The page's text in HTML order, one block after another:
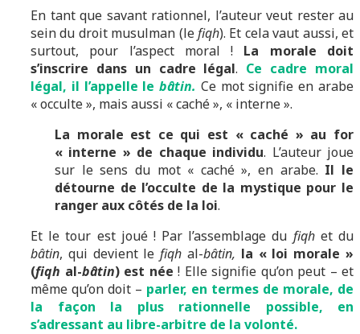
En tant que savant rationnel, l’auteur veut rester au
sein du droit musulman (lefiqh). Et cela vaut aussi, et
surtout, pour l’aspect moral ! La morale doit
s’inscrire dans un cadre légal. Ce cadre moral
légal, il l’appelle lebâtin. Ce mot signifie en arabe
« occulte », mais aussi « caché », « interne ».
La morale est ce qui est « caché » au for
« interne » de chaque individu. L’auteur joue
sur le sens du mot « caché », en arabe. Il le
détourne de l’occulte de la mystique pour le
ranger aux côtés de la loi.
Et le tour est joué ! Par l’assemblage du fiqhet du
bâtin, qui devient lefiqh al-bâtin, la « loi morale »
(fiqh al-bâtin) est née ! Elle signifie qu’on peut – et
même qu’on doit – parler, en termes de morale, de
la façon la plus rationnelle possible, en
s’adressant au libre-arbitre de la volonté.